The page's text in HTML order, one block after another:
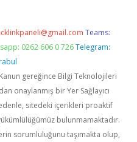
Teams:
0262 606 0 726 Telegram:
Kanun gereğince Bilgi Teknolojileri
onaylanmış bir Yer Sağlayıcı
sitedeki içerikleri proaktif
bulunmamaktadır.
sorumluluğunu taşımakta olup,